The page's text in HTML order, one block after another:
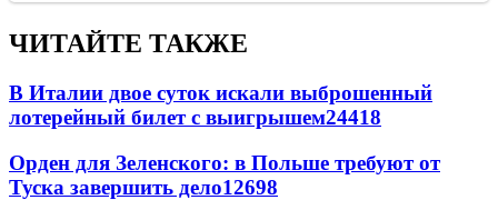
ЧИТАЙТЕ ТАКЖЕ
В Италии двое суток искали выброшенный
лотерейный билет с выигрышем24418
Орден для Зеленского: в Польше требуют от
Туска завершить дело12698